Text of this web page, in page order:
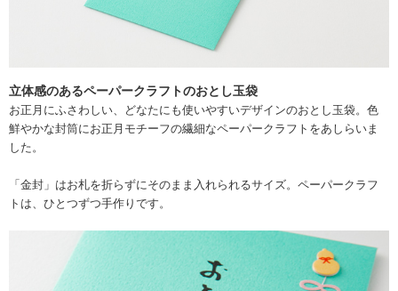
立体感のあるペーパークラフトのおとし玉袋
お正月にふさわしい、どなたにも使いやすいデザインのおとし玉袋。色
鮮やかな封筒にお正月モチーフの繊細なペーパークラフトをあしらいま
した。
「金封」はお札を折らずにそのまま入れられるサイズ。ペーパークラフ
トは、ひとつずつ手作りです。